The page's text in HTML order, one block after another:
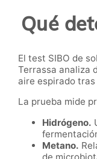
Qué
El test SIBO de
Terrassa analiza
aire espirado
La prueba mide
Hidrógeno.
Metano.